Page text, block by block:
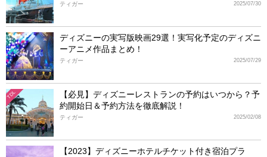
2025/07/30
ティガー
ディズニーの実写版映画29選！実写化予定のディズニ
ーアニメ作品まとめ！
2025/07/29
ティガー
TDL
【必見】ディズニーレストランの予約はいつから？予
約開始日＆予約方法を徹底解説！
2025/02/08
ティガー
【2023】ディズニーホテルチケット付き宿泊プラ